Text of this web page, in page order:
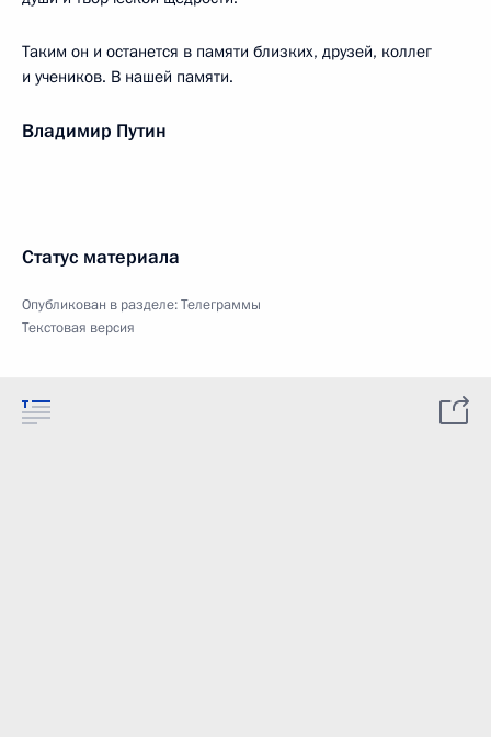
Таким он и останется в памяти близких, друзей, коллег
и учеников. В нашей памяти.
Владимир Путин
Статус материала
Опубликован в разделе:Телеграммы
Текстовая версия